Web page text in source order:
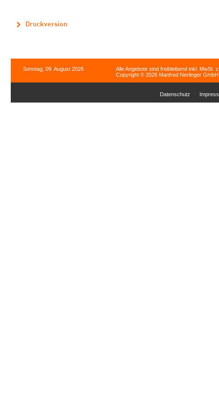
Druckversion
Sonntag, 09. August 2026
Alle Angebote sind freibleibend inkl. MwSt.
Copyright © 2026 Manfred Nerlinger
Datenschutz